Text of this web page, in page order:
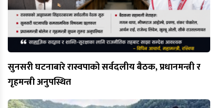
सुनसरी घटनाबारे रास्वपाको सर्वदलीय बैठक, प्रधानमन्त्री र
गृहमन्त्री अनुपस्थित